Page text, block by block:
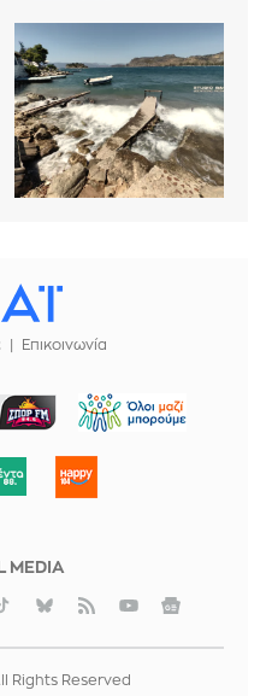
Επικοινωνία
ΜΠΟΡΟΥΜΕ
MEDIA
Rights Reserved